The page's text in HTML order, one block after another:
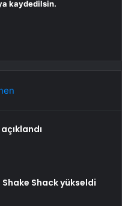
kaydedilsin.
Shack yükseldi